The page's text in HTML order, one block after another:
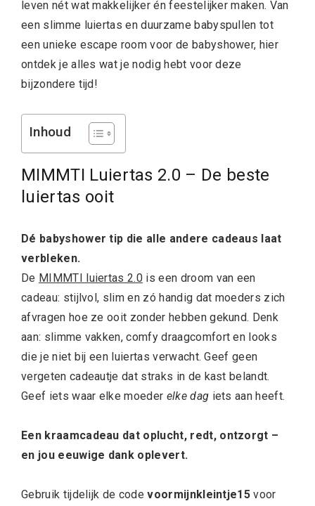
leven nét wat makkelijker én feestelijker maken. Van
een slimme luiertas en duurzame babyspullen tot
een unieke escape room voor de babyshower, hier
ontdek je alles wat je nodig hebt voor deze
bijzondere tijd!
Inhoud
MIMMTI Luiertas 2.0 – De beste
luiertas ooit
Dé babyshower tip die alle andere cadeaus laat
verbleken.
De MIMMTI luiertas 2.0 is een droom van een
cadeau: stijlvol, slim en zó handig dat moeders zich
afvragen hoe ze ooit zonder hebben gekund. Denk
aan: slimme vakken, comfy draagcomfort en looks
die je niet bij een luiertas verwacht. Geef geen
vergeten cadeautje dat straks in de kast belandt.
Geef iets waar elke moeder elke dag iets aan heeft.
Een kraamcadeau dat oplucht, redt, ontzorgt –
en jou eeuwige dank oplevert.
Gebruik tijdelijk de codevoormijnkleintje15 voor